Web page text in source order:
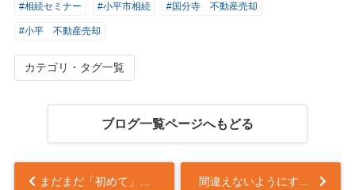
#相続セミナー #小平市相続 #国分寺 不動産売却
#小平 不動産売却
カテゴリ・タグ一覧
ブログ一覧ページへもどる